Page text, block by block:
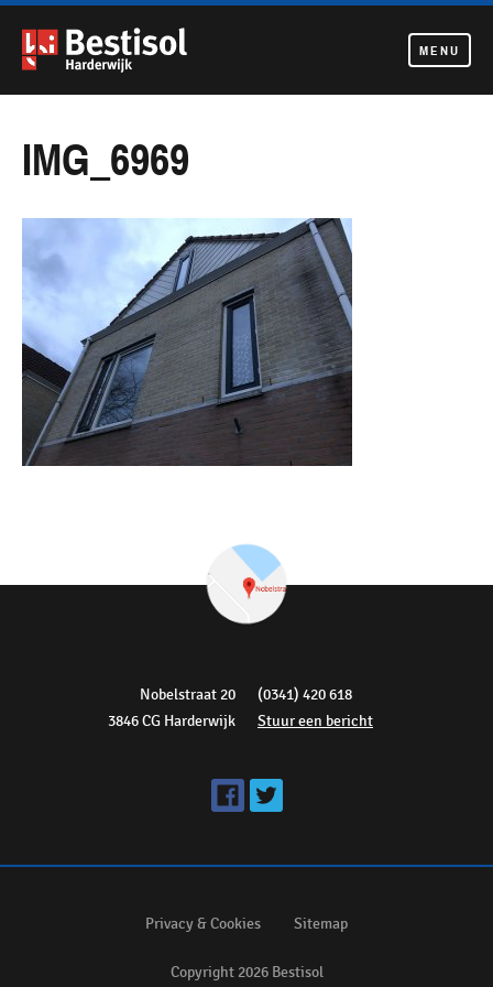
Navigatie
MENU
IMG_6969
Nobelstraat 20
3846 CG Harderwijk
(0341) 420 618
Stuur een bericht
Copyright 2026 Bestisol
Privacy & Cookies Sitemap